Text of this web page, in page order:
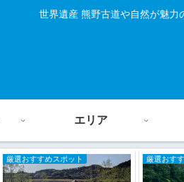
世界遺産 熊野古道や自然が魅力
エリア
厳選おすすめスポット 厳選おす